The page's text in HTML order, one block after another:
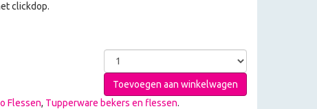
clickdop.
Toevoegen aan winkelwagen
Flessen, Tupperware bekers en flessen.